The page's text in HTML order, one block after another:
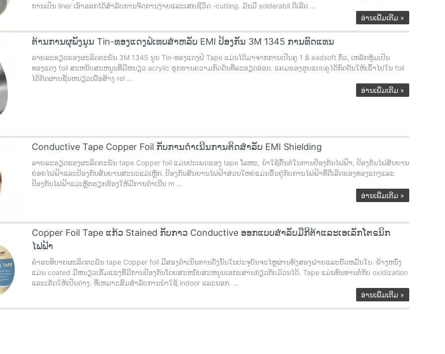
ການເປັນ liner ເອົາອອກໄດ້ສໍາລັບການຈັດການງ່າຍແລະເສຍຊີວິດ -cutting. ມັນມີ solderabil ດີເລີດ ...
ອ່ານເພີ່ມເຕີມ »
ຕ້ານການຜຸພັງນູນ Tin-ທອງແດງຟໍເທບສໍາຫລັບ EMI ປ້ອງກັນ 3M 1345 ການທົດແທນ
ລາຍລະອຽດຂອງຜະລິດຕະພັນ 3M 1345 ນູນ Tin-ທອງແດງຟໍ Tape ແມ່ນໄດ້ມາຈາກການເປັນຄູ 1 ອໍ eadsoft ກົ່ວ, ເຫລັກຫຸ້ມເປັນ
ທອງແດງ foil ສະຫນັບສະຫນູນທີ່ມີຫນຽວ acrylic ຮຸກຮານຄວາມກົດດັນທີ່ລະອຽດອ່ອນ. ແຄມຂອງຮູບແບບຄູໄດ້ກົດດັນໃຫ້ເຂົ້າໄປໃນ foil
ໄດ້ຕັດຜ່ານຊັ້ນຫນຽວເພື່ອສ້າງ rel ...
ອ່ານເພີ່ມເຕີມ »
Conductive Tape Copper Foil ກັບການດໍາເນີນການຕິດສໍາລັບ EMI Shielding
ລາຍລະອຽດຂອງຜະລິດຕະພັນ tape Copper foil ແມ່ນປະເພດຂອງ tape ໂລຫະ, ນໍາໃຊ້ຕົ້ນຕໍໃນການປ້ອງກັນໄຟຟ້າ, ປ້ອງກັນໄຟສັນຍານ
ຍ່ອຍໄຟຟ້າແລະປ້ອງກັນສັນຍານສະນະແມ່ເຫຼັກ. ປ້ອງກັນສັນຍານໄຟຟ້າສ່ວນໃຫຍ່ແມ່ນຂຶ້ນຢູ່ກັບການໄຟຟ້າທີ່ດີເລີດຂອງທອງແດງແລະ
ປ້ອງກັນໄຟຟ້າແມ່ເຫຼັກຮຽກຮ້ອງໃຫ້ມີການດໍາເນີນ m ...
ອ່ານເພີ່ມເຕີມ »
Copper Foil Tape ແກ້ວ Stained ກັບກາວ Conductive ອອກແບບສໍາລັບມືກີຕ້າແລະເອເລັກໂຕຣນິກ
ໄຟຟ້າ
ຄໍາອະທິບາຍຜະລິດຕະພັນ tape Copper foil ມີສອງດໍາເນີນການດັ່ງນັ້ນໃນປະຈຸບັນຈະໄຫຼຜ່ານທັງສອງຝ່າຍແລະຍືດຫມັ້ນໃນ. ຂ້າງຫນຶ່ງ
ແມ່ນ coated ມີຫນຽວເຂັ້ມແຂງທີ່ມີການປ້ອງກັນໂດຍສະຫນັບສະຫນູນເອກະສານກ່ຽວກັບມ້ວນໄດ້. Tape ແມ່ນທົນທານຕໍ່ກັບ oxidization
ແລະເຮັດໃຫ້ເປັນດ່າງ. ທີ່ເຫມາະສົມສໍາລັບການນໍາໃຊ້ indoor ແລະນອກ. ...
ອ່ານເພີ່ມເຕີມ »